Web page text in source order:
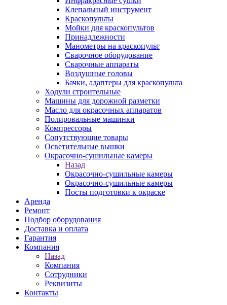
Клепальный инструмент
Краскопульты
Мойки для краскопультов
Принадлежности
Манометры на краскопульт
Сварочное оборудование
Сварочные аппараты
Воздушные головы
Бачки, адаптеры для краскопульта
Ходули строительные
Машины для дорожной разметки
Масло для окрасочных аппаратов
Полировальные машинки
Компрессоры
Сопутствующие товары
Осветительные вышки
Окрасочно-сушильные камеры
Назад
Окрасочно-сушильные камеры
Окрасочно-сушильные камеры
Посты подготовки к окраске
Аренда
Ремонт
Подбор оборудования
Доставка и оплата
Гарантия
Компания
Назад
Компания
Сотрудники
Реквизиты
Контакты